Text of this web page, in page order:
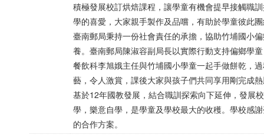
積極發展校訂烘焙課程，讓學童有機會提早接觸職
學的喜愛，大家親手製作及品嚐，有助於學童彼此
臺南郵局秉持一份社會責任的承擔，協助竹埔國小
養。臺南郵局陳淑容副局長以實際行動支持偏鄉學
餐飲科李旭娥主任與竹埔國小學童一起手做餅乾，
藝，令人激賞，課後大家與孩子們共同享用剛完成
基於12年國教發展，結合職訓探索向下延伸，發展
學，樂意自學，是學童及學校最大的收穫。學校感
的合作方案。